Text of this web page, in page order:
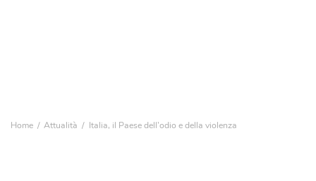
Home Attualità Italia, il Paese dell’odio e della violenza